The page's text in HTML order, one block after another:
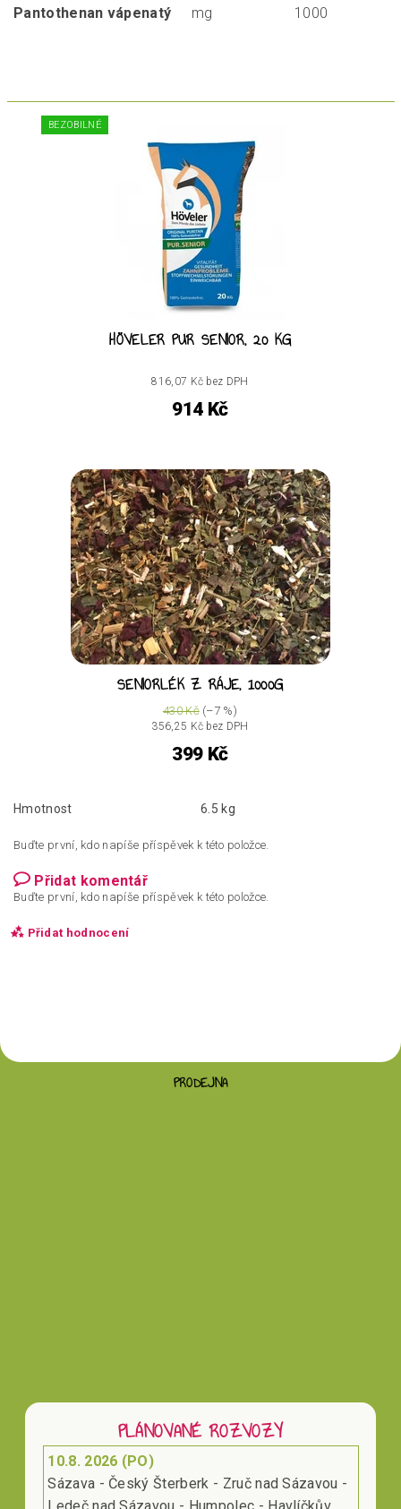
Pantothenan vápenatý mg 1000
BEZOBILNÉ
HÖVELER PUR SENIOR, 20 KG
816,07 Kč bez DPH
914 Kč
SENIORLÉK Z RÁJE, 1000G
430 Kč(–7 %)
356,25 Kč bez DPH
399 Kč
Hmotnost 6.5 kg
Buďte první, kdo napíše příspěvek k této položce.
Přidat komentář
Buďte první, kdo napíše příspěvek k této položce.
Přidat hodnocení
PRODEJNA
PLÁNOVANÉ ROZVOZY
10.8. 2026 (PO)
Sázava - Český Šterberk - Zruč nad Sázavou -
Ledeč nad Sázavou - Humpolec - Havlíčkův